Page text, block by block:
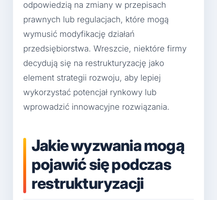
odpowiedzią na zmiany w przepisach
prawnych lub regulacjach, które mogą
wymusić modyfikację działań
przedsiębiorstwa. Wreszcie, niektóre firmy
decydują się na restrukturyzację jako
element strategii rozwoju, aby lepiej
wykorzystać potencjał rynkowy lub
wprowadzić innowacyjne rozwiązania.
Jakie wyzwania mogą
pojawić się podczas
restrukturyzacji